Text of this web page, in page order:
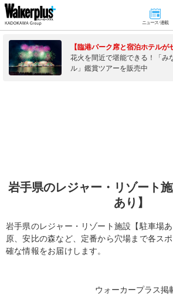
ニュース･連載
【臨港パーク席と宿泊ホテルが
花火を間近で堪能できる！「み
ル」鑑賞ツアーを販売中
岩手県のレジャー・リゾート
あり】
岩手県のレジャー・リゾート施設【駐車場
原、安比の森など、定番から穴場まで各ス
確な情報をお届けします。
ウォーカープラス掲